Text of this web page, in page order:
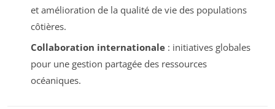
et amélioration de la qualité de vie des populations
côtières.
Collaboration internationale: initiatives globales
pour une gestion partagée des ressources
océaniques.